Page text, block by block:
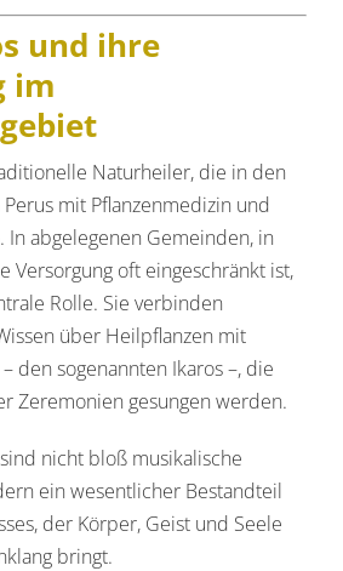
und ihre
im
Naturheiler, die in den
mit Pflanzenmedizin und
In abgelegenen Gemeinden, in
Versorgung oft eingeschränkt ist,
Rolle. Sie verbinden
über Heilpflanzen mit
den sogenannten Ikaros –, die
Zeremonien gesungen werden.
nicht bloß musikalische
ein wesentlicher Bestandteil
der Körper, Geist und Seele
bringt.